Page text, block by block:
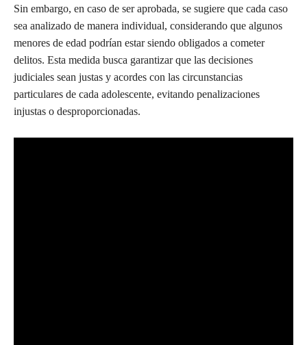
Sin embargo, en caso de ser aprobada, se sugiere que cada caso
sea analizado de manera individual, considerando que algunos
menores de edad podrían estar siendo obligados a cometer
delitos. Esta medida busca garantizar que las decisiones
judiciales sean justas y acordes con las circunstancias
particulares de cada adolescente, evitando penalizaciones
injustas o desproporcionadas.